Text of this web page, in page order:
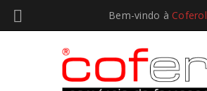
Bem-vindo à Coferol